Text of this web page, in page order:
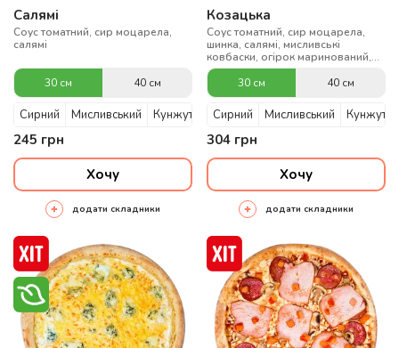
Салямі
Соус томатний, сир моцарела,
салямі
30 см 40 см
Сирний Мисливський Кунжутний
245 грн
Хочу
додати складники
Козацька
Соус томатний, сир моцарела,
шинка, салямі, мисливські
ковбаски, огірок маринований,
цибуля, чилі
30 см
40 см
Сирний Мисливський
304 грн
Хочу
додати складники